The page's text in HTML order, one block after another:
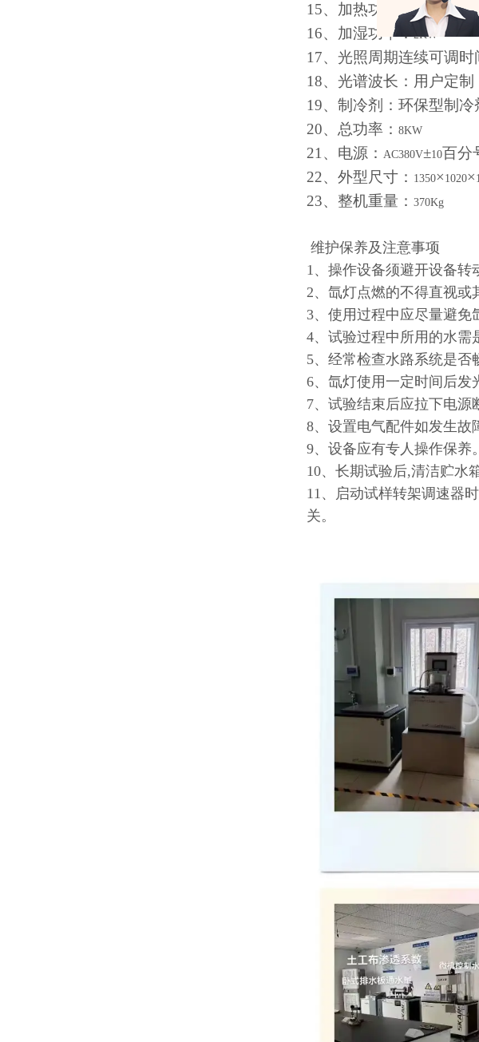
15、加热功率：2KW
16、加湿功率：2KW
17、光照周期连续可调时
18、光谱波长：用户定制
19、制冷剂：环保型制冷
20、总功率： 8KW
21、电源： AC380V±10百分
22、外型尺寸： 1350× 1020×
23、整机重量： 370Kg
维护保养及注意事项
1、操作设备须避开设备转
2、氙灯点燃的不得直视或
3、使用过程中应尽量避
4、试验过程中所用的水需
5、经常检查水路系统是
6、氙灯使用一定时间后发
7、试验结束后应拉下电源
8、设置电气配件如发生故
9、设备应有专人操作保养。
10、长期试验后,清洁贮水箱
11、启动试样转架调速器
关。